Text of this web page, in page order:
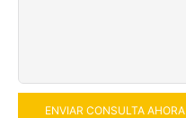
ENVIAR CONSULTA AHORA